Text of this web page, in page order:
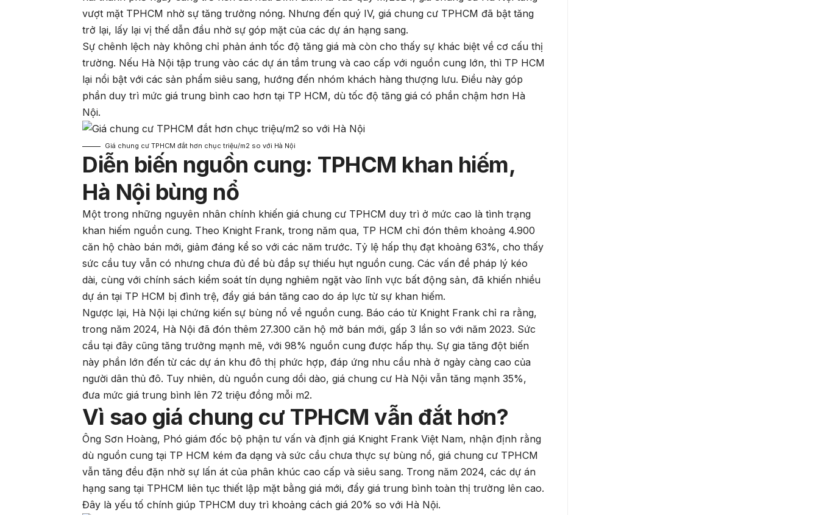
vượt mặt TPHCM nhờ sự tăng trưởng nóng. Nhưng đến quý IV, giá chung cư TPHCM đã bật tăng
trở lại, lấy lại vị thế dẫn đầu nhờ sự góp mặt của các dự án hạng sang.
Sự chênh lệch này không chỉ phản ánh tốc độ tăng giá mà còn cho thấy sự khác biệt về cơ cấu thị
trường. Nếu Hà Nội tập trung vào các dự án tầm trung và cao cấp với nguồn cung lớn, thì TP HCM
lại nổi bật với các sản phẩm siêu sang, hướng đến nhóm khách hàng thượng lưu. Điều này góp
phần duy trì mức giá trung bình cao hơn tại TP HCM, dù tốc độ tăng giá có phần chậm hơn Hà
Nội.
Giá chung cư TPHCM đắt hơn chục triệu/m2 so với Hà Nội
Diễn biến nguồn cung: TPHCM khan hiếm,
Hà Nội bùng nổ
Một trong những nguyên nhân chính khiến giá chung cư TPHCM duy trì ở mức cao là tình trạng
khan hiếm nguồn cung. Theo Knight Frank, trong năm qua, TP HCM chỉ đón thêm khoảng 4.900
căn hộ chào bán mới, giảm đáng kể so với các năm trước. Tỷ lệ hấp thụ đạt khoảng 63%, cho thấy
sức cầu tuy vẫn có nhưng chưa đủ để bù đắp sự thiếu hụt nguồn cung. Các vấn đề pháp lý kéo
dài, cùng với chính sách kiểm soát tín dụng nghiêm ngặt vào lĩnh vực bất động sản, đã khiến nhiều
dự án tại TP HCM bị đình trệ, đẩy giá bán tăng cao do áp lực từ sự khan hiếm.
Ngược lại, Hà Nội lại chứng kiến sự bùng nổ về nguồn cung. Báo cáo từ Knight Frank chỉ ra rằng,
trong năm 2024, Hà Nội đã đón thêm 27.300 căn hộ mở bán mới, gấp 3 lần so với năm 2023. Sức
cầu tại đây cũng tăng trưởng mạnh mẽ, với 98% nguồn cung được hấp thụ. Sự gia tăng đột biến
này phần lớn đến từ các dự án khu đô thị phức hợp, đáp ứng nhu cầu nhà ở ngày càng cao của
người dân thủ đô. Tuy nhiên, dù nguồn cung dồi dào, giá chung cư Hà Nội vẫn tăng mạnh 35%,
đưa mức giá trung bình lên 72 triệu đồng mỗi m2.
Vì sao giá chung cư TPHCM vẫn đắt hơn?
Ông Sơn Hoàng, Phó giám đốc bộ phận tư vấn và định giá Knight Frank Việt Nam, nhận định rằng
dù nguồn cung tại TP HCM kém đa dạng và sức cầu chưa thực sự bùng nổ, giá chung cư TPHCM
vẫn tăng đều đặn nhờ sự lấn át của phân khúc cao cấp và siêu sang. Trong năm 2024, các dự án
hạng sang tại TPHCM liên tục thiết lập mặt bằng giá mới, đẩy giá trung bình toàn thị trường lên cao.
Đây là yếu tố chính giúp TPHCM duy trì khoảng cách giá 20% so với Hà Nội.